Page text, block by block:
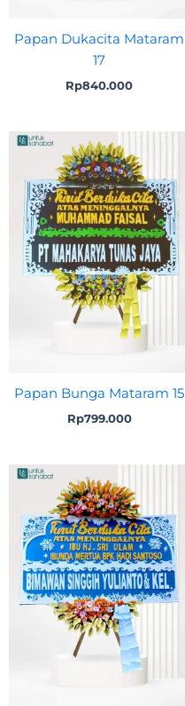
Papan Dukacita Mataram
17
Rp840.000
Papan Bunga Mataram 15
Rp799.000